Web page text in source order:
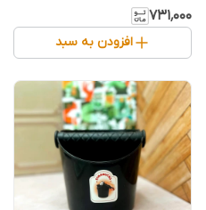
۷۳۱٬۰۰۰
افزودن به سبد